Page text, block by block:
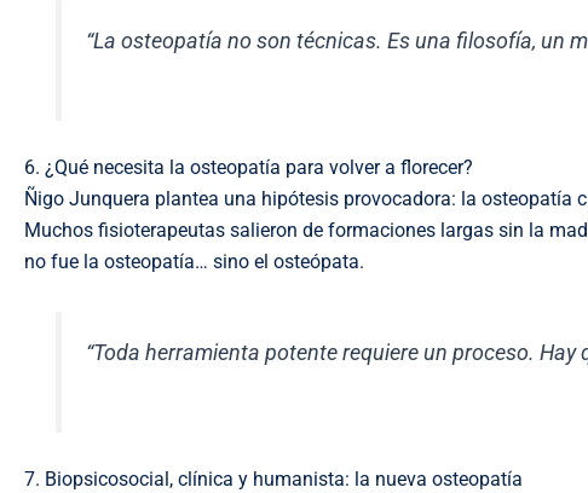
“La osteopatía no son técnicas. Es una filosofía, un
6. ¿Qué necesita la osteopatía para volver a florecer?
Ñigo Junquera plantea una hipótesis provocadora: la osteopatía
Muchos fisioterapeutas salieron de formaciones largas sin la
no fue la osteopatía… sino el osteópata.
“Toda herramienta potente requiere un proceso. Hay
7. Biopsicosocial, clínica y humanista: la nueva osteopatía